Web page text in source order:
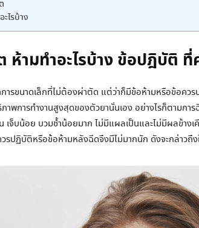
ไรบ้าง
ห้ามทำอะไรบ้าง ข้อปฎิบัติ
ารขนาดเล็กที่ไม่ต้องผ่าตัด แต่ว่าก็มีข้อห้ามหรือข้อคว
าพการทำงานสูงสุดของตัวยานั่นเอง อย่างไรก็ตามกา
จ็บน้อย บวมช้ำน้อยมาก ไม่มีแผลเป็นและไม่มีผลข้าง
รปฏิบัติหรือข้อห้ามหลังฉีดจึงมีไม่มากนัก ดังจะกล่าวถึง